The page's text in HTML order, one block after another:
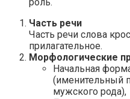
Часть речи
Часть речи слова
прилагательное.
Морфологические
Начальная
(именительный
мужского рода),